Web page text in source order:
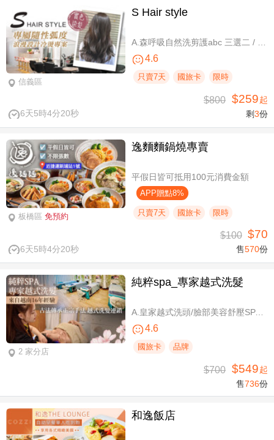
信義區
S Hair style
A.森呼吸自然洗剪護abc 三選二 / B.潮流實色質感染髮專案(不限髮長) / C.專屬隨性弧度 浪漫設計冷燙專案(不限髮長，含剪髮)
4.6
只賣7天 國旅卡 限時
6天5時4分19秒
$800 $259起
剩3份
板橋區 免預約
逸麵麵鍋燒專賣
平假日皆可抵用100元消費金額
APP贈點8%
只賣7天 國旅卡 限時
6天5時4分19秒
$100 $70
售570份
2 家分店
純粹spa_專家越式洗髮
A.皇家越式洗頭/臉部美容舒壓SPA/舒壓採耳SPA 三選一40分(手技40分) / B.越式經典足底深層保養+去足繭+精油按摩 / C.越式純粹經典套餐(臉部美容舒壓SPA/舒壓採耳SPA二選一)全程80分(手技80分) / D.越式皇家古法按摩|全身越式精油舒壓/越式古法指壓 任選全程60分(手技60分)
4.6
國旅卡 品牌
$700 $549起
售736份
和逸飯店